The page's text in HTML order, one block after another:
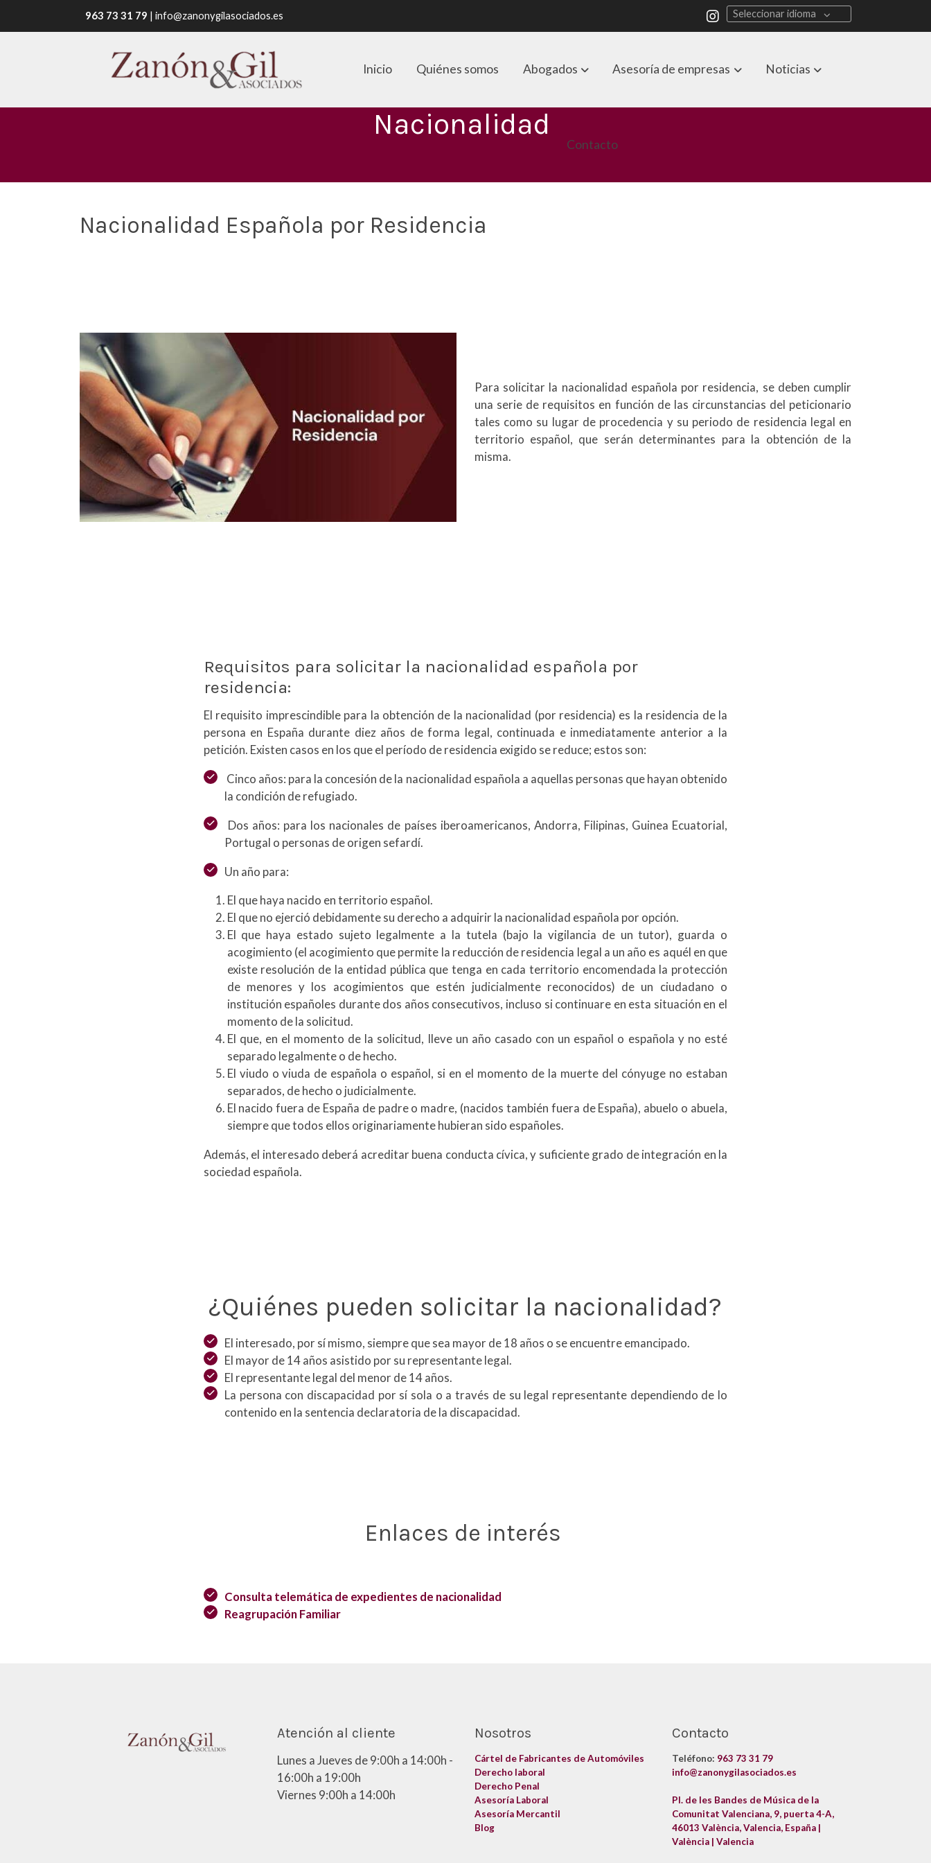
963 73 31 79 | info@zanonygilasociados.es Seleccionar idioma
Inicio Quiénes somos Abogados Asesoría de empresas Noticias
Contacto
Nacionalidad
Nacionalidad Española por Residencia
Para solicitar la nacionalidad española por residencia, se deben cumplir
una serie de requisitos en función de las circunstancias del peticionario
tales como su lugar de procedencia y su periodo de residencia legal en
territorio español, que serán determinantes para la obtención de la
misma.
Requisitos para solicitar la nacionalidad española por
residencia:
El requisito imprescindible para la obtención de la nacionalidad (por residencia) es la residencia de la
persona en España durante diez años de forma legal, continuada e inmediatamente anterior a la
petición. Existen casos en los que el período de residencia exigido se reduce; estos son:
Cinco años: para la concesión de la nacionalidad española a aquellas personas que hayan obtenido
la condición de refugiado.
Dos años: para los nacionales de países iberoamericanos, Andorra, Filipinas, Guinea Ecuatorial,
Portugal o personas de origen sefardí.
Un año para:
El que haya nacido en territorio español.
El que no ejerció debidamente su derecho a adquirir la nacionalidad española por opción.
El que haya estado sujeto legalmente a la tutela (bajo la vigilancia de un tutor), guarda o
acogimiento (el acogimiento que permite la reducción de residencia legal a un año es aquél en que
existe resolución de la entidad pública que tenga en cada territorio encomendada la protección
de menores y los acogimientos que estén judicialmente reconocidos) de un ciudadano o
institución españoles durante dos años consecutivos, incluso si continuare en esta situación en el
momento de la solicitud.
El que, en el momento de la solicitud, lleve un año casado con un español o española y no esté
separado legalmente o de hecho.
El viudo o viuda de española o español, si en el momento de la muerte del cónyuge no estaban
separados, de hecho o judicialmente.
El nacido fuera de España de padre o madre, (nacidos también fuera de España), abuelo o abuela,
siempre que todos ellos originariamente hubieran sido españoles.
Además, el interesado deberá acreditar buena conducta cívica, y suficiente grado de integración en la
sociedad española.
¿Quiénes pueden solicitar la nacionalidad?
El interesado, por sí mismo, siempre que sea mayor de 18 años o se encuentre emancipado.
El mayor de 14 años asistido por su representante legal.
El representante legal del menor de 14 años.
La persona con discapacidad por sí sola o a través de su legal representante dependiendo de lo
contenido en la sentencia declaratoria de la discapacidad.
Enlaces de interés
Consulta telemática de expedientes de nacionalidad
Reagrupación Familiar
Atención al cliente
Lunes a Jueves de 9:00h a 14:00h -
16:00h a 19:00h
Viernes 9:00h a 14:00h
Nosotros
Cártel de Fabricantes de Automóviles
Derecho laboral
Derecho Penal
Asesoría Laboral
Asesoría Mercantil
Blog
Contacto
Teléfono: 963 73 31 79
info@zanonygilasociados.es
Pl. de les Bandes de Música de la
Comunitat Valenciana, 9, puerta 4-A,
46013 València, Valencia, España |
València | Valencia